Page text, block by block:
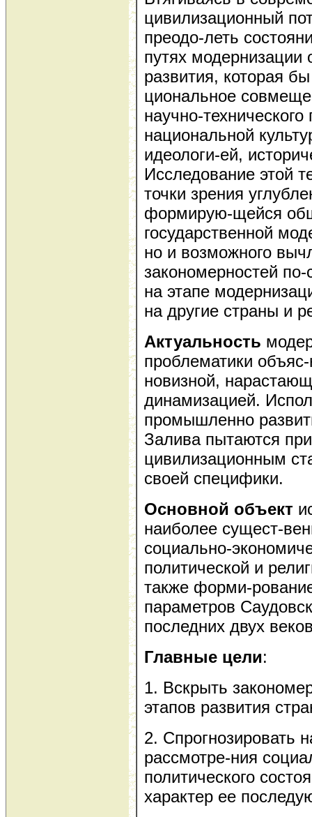
цивилизационный
преодо-леть
путях
развития, которая
циональное
научно-технического
национальной
идеологи-ей,
Исследование этой
точки зрения
формирую-щейся
государственной
но и возможного
закономерностей по-
на этапе
на другие страны и
Актуальность
проблематики
новизной,
динамизацией.
промышленно
Залива пытаются
цивилизационным
своей специфики.
Основной объект
наиболее сущест-
социально-
политической и
также форми-
параметров
последних двух
Главные цели:
1. Вскрыть
этапов развития
2. Спрогнозировать
рассмотре-ния
политического
характер ее